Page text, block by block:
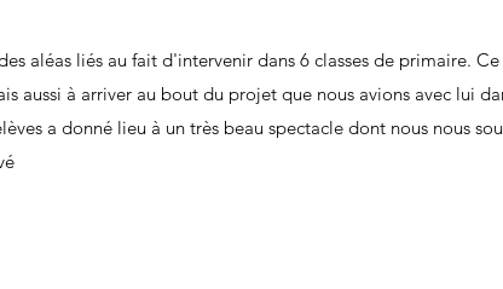
aléas liés au fait d'intervenir dans 6 classes de primaire.
aussi à arriver au bout du projet que nous avions avec lui
a donné lieu à un très beau spectacle dont nous nous